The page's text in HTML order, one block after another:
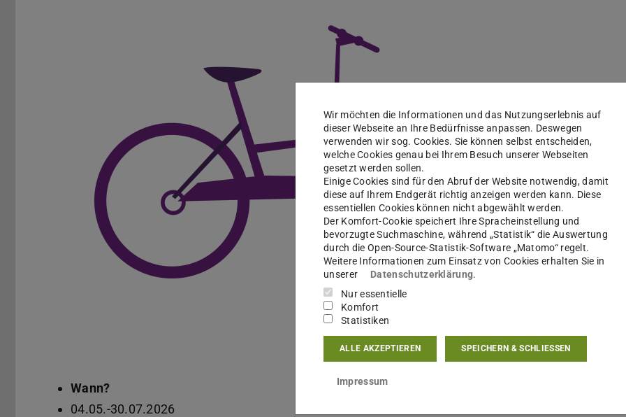
Wann?
04.05.-30.07.2026
Wir möchten die Informationen und das Nutzungserlebnis auf
dieser Webseite an Ihre Bedürfnisse anpassen. Deswegen
verwenden wir sog. Cookies. Sie können selbst entscheiden,
welche Cookies genau bei Ihrem Besuch unserer Webseiten
gesetzt werden sollen.
Einige Cookies sind für den Abruf der Website notwendig, damit
diese auf Ihrem Endgerät richtig anzeigen werden kann. Diese
essentiellen Cookies können nicht abgewählt werden.
Der Komfort-Cookie speichert Ihre Spracheinstellung und
bevorzugte Suchmaschine, während „Statistik“ die Auswertung
durch die Open-Source-Statistik-Software „Matomo“ regelt.
Weitere Informationen zum Einsatz von Cookies erhalten Sie in
unserer
Datenschutzerklärung.
Nur essentielle
Komfort
Statistiken
ALLE AKZEPTIEREN SPEICHERN & SCHLIESSEN
Impressum